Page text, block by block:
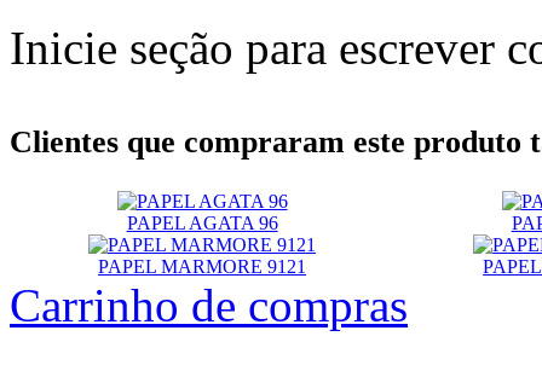
Inicie seção para escrever
Clientes que compraram este produto
PAPEL AGATA 96
PAPEL MARMORE 9121
Carrinho de compras